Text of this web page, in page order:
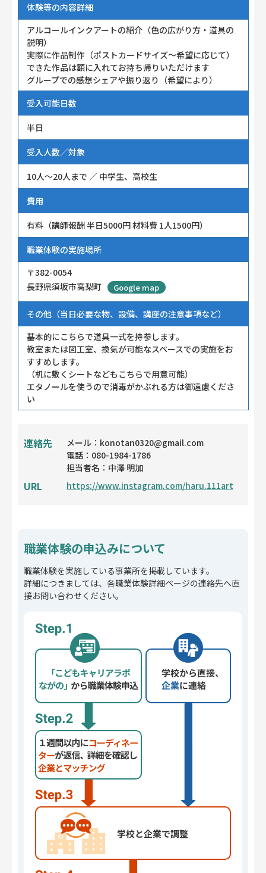
体験等の内容詳細
アルコールインクアートの紹介（色の広がり方・道具の
説明）
実際に作品制作（ポストカードサイズ〜希望に応じて）
できた作品は額に入れてお持ち帰りいただけます
グループでの感想シェアや振り返り（希望により）
受入可能日数
半日
受入人数／対象
10人～20人まで ／ 中学生、高校生
費用
有料（講師報酬 半日5000円 材料費 1人1500円）
職業体験の実施場所
〒382-0054
長野県須坂市高梨町
Google map
その他（当日必要な物、設備、講座の注意事項など）
基本的にこちらで道具一式を持参します。
教室または図工室、換気が可能なスペースでの実施をお
すすめします。
（机に敷くシートなどもこちらで用意可能）
エタノールを使うので消毒がかぶれる方は御遠慮くださ
い
連絡先
メール：konotan0320@gmail.com
電話：080-1984-1786
担当者名：中澤 明加
URL https://www.instagram.com/haru.111art
職業体験の申込みについて
職業体験を実施している事業所を掲載しています。
詳細につきましては、各職業体験詳細ページの連絡先へ直
接お問い合わせください。